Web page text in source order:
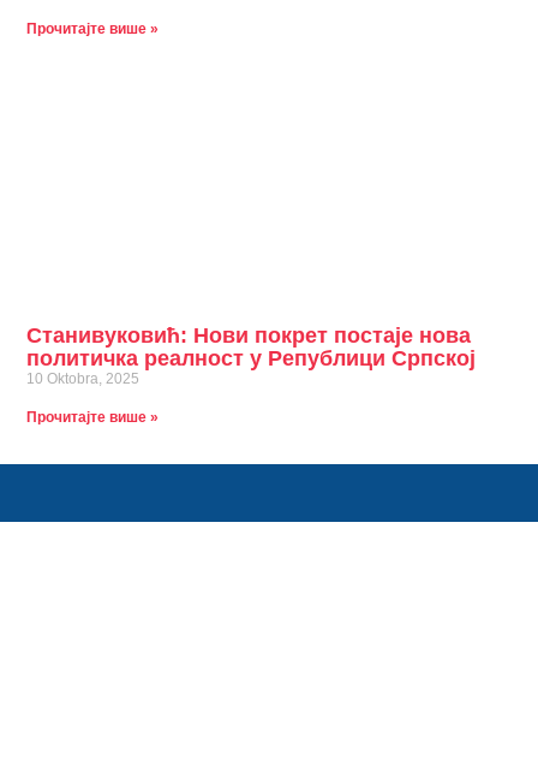
Прочитајте више »
Станивуковић: Нови покрет постаје нова
политичка реалност у Републици Српској
10 Oktobra, 2025
Прочитајте више »